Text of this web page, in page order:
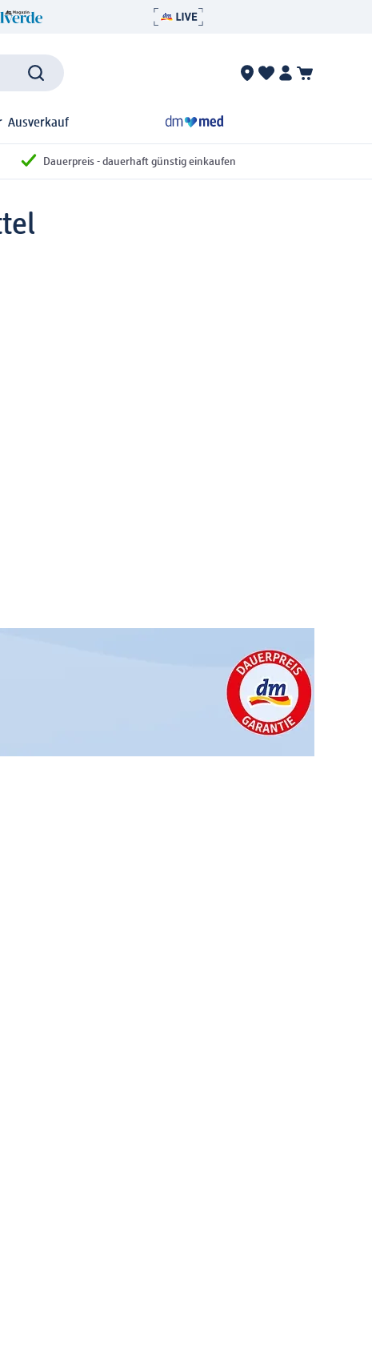
Ausverkauf
Dauerpreis - dauerhaft günstig einkaufen